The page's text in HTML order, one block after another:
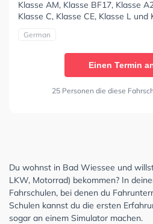
Klasse AM, Klasse BF17, Klasse
Klasse C, Klasse CE, Klasse L
German
Einen Termin
25 Personen die diese
Du wohnst in Bad Wiessee und
LKW, Motorrad) bekommen? In
Fahrschulen, bei denen du
Schulen kannst du die ersten
sogar an einem Simulator machen.